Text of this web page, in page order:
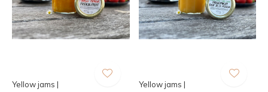
Yellow jams | Yellow jams |